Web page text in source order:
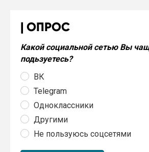
ОПРОС
Какой социальной сетью Вы
подьзуетесь?
ВК
Telegram
Одноклассники
Другими
Не пользуюсь соцсетями